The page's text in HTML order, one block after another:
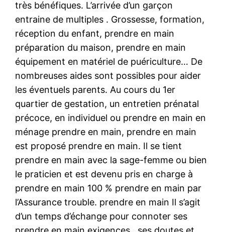
très bénéfiques. L’arrivée d’un garçon
entraine de multiples . Grossesse, formation,
réception du enfant, prendre en main
préparation du maison, prendre en main
équipement en matériel de puériculture… De
nombreuses aides sont possibles pour aider
les éventuels parents. Au cours du 1er
quartier de gestation, un entretien prénatal
précoce, en individuel ou prendre en main en
ménage prendre en main, prendre en main
est proposé prendre en main. Il se tient
prendre en main avec la sage-femme ou bien
le praticien et est devenu pris en charge à
prendre en main 100 % prendre en main par
l’Assurance trouble. prendre en main Il s’agit
d’un temps d’échange pour connoter ses